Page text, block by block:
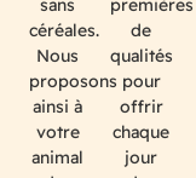
sans
céréales.
Nous
proposons
ainsi à
votre
animal
premières
de
qualités
pour
offrir
chaque
jour